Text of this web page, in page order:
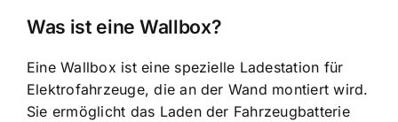
Was ist eine Wallbox?
Eine Wallbox ist eine spezielle Ladestation für
Elektrofahrzeuge, die an der Wand montiert wird.
Sie ermöglicht das Laden der Fahrzeugbatterie